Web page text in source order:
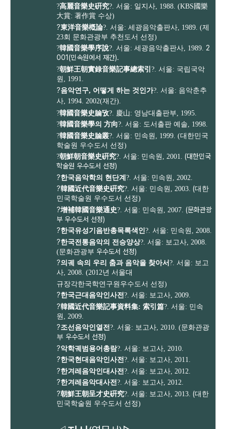
?高麗音樂史硏究?. 서울: 일지사, 1988. (KBS國樂
大賞: 著作賞 수상)
?東洋音樂槪論?. 서울: 세광음악출판사, 1989. (제
23회 문화관광부 추천도서 선정)
?韓國音樂學序說?. 서울: 세광음악출판사, 1989. 2
001(민속원에서 재간).
?朝鮮王朝實錄音樂記事總索引 ?. 서울: 국립국악
원, 1991.
?음악연구, 어떻게 하는 것인가?. 서울: 음악춘추
사, 1994. 2002(재간).
?韓國音樂史論攷?. 慶山: 영남대출판부, 1995.
?韓國音樂學의 方向?. 서울: 도서출판 예솔, 1998.
?韓國音樂史論叢?. 서울: 민속원, 1999. (대한민국
학술원 우수도서 선정)
?朝鮮朝音樂史硏究?. 서울: 민속원, 2001. (대한민국
학술원 우수도서 선정)
?한국음악학의 현단계 ?. 서울: 민속원, 2002.
?韓國近代音樂史硏究?. 서울: 민속원, 2003. (대한
민국학술원 우수도서 선정)
?增補韓國音樂通史?. 서울: 민속원, 2007. (문화관광
부 우수도서 선정)
?한국유성기음반총목록색인?. 서울: 민속원, 2008.
?한국전통음악의 전승양상?. 서울: 보고사, 2008.
(문화관광부 우수도서 선정)
?의궤 속의 우리 춤과 음악을 찾아서 ?. 서울: 보고
사, 2008. (2012년 서울대
규장각한국학연구원우수도서 선정)
?한국근대음악인사전?. 서울: 보고사, 2009.
?韓國近代音樂記事資料集: 索引篇?. 서울: 민속
원, 2009.
?조선음악인열전?. 서울: 보고사, 2010. (문화관광
부 우수도서 선정)
?악학궤범용어총람?. 서울: 보고사, 2010.
?한국현대음악인사전?. 서울: 보고사, 2011.
?한겨레음악인대사전 ?. 서울: 보고사, 2012.
?한겨레음악대사전?. 서울: 보고사, 2012.
?朝鮮王朝呈才史硏究?. 서울: 보 고사, 2013. (대한
민국학술원 우수도서 선정)